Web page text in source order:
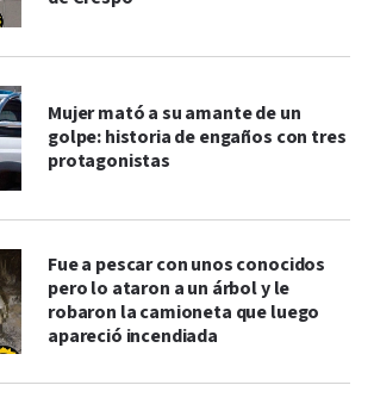
Mujer mató a su amante de un
golpe: historia de engaños con tres
protagonistas
Fue a pescar con unos conocidos
pero lo ataron a un árbol y le
robaron la camioneta que luego
apareció incendiada